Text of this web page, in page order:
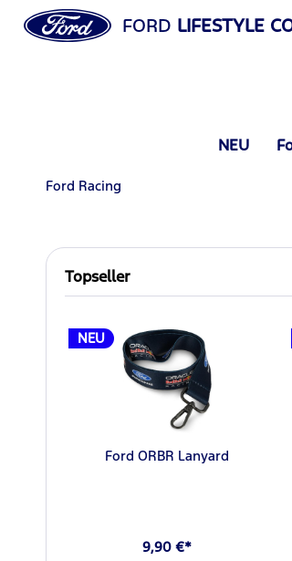
FORD LIFESTYLE
NEU
Ford Racing
Topseller
NEU
Ford ORBR Lanyard
9,90 €*